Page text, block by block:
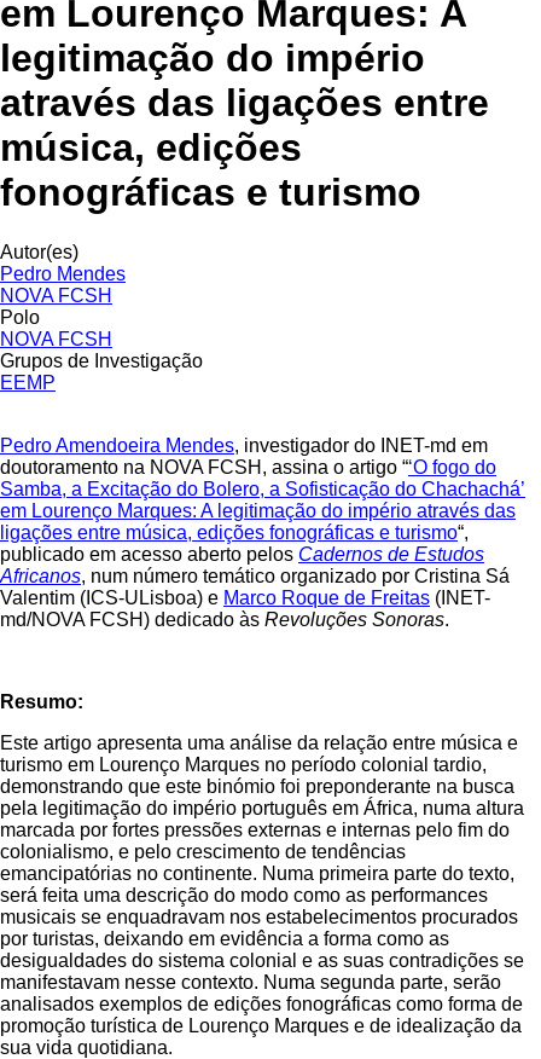
em Lourenço Marques: A
legitimação do império
através das ligações entre
música, edições
fonográficas e turismo
Autor(es)
Pedro Mendes
NOVA FCSH
Polo
NOVA FCSH
Grupos de Investigação
EEMP
Pedro Amendoeira Mendes, investigador do INET-md em
doutoramento na NOVA FCSH, assina o artigo “‘O fogo do
Samba, a Excitação do Bolero, a Sofisticação do Chachachá’
em Lourenço Marques: A legitimação do império através das
ligações entre música, edições fonográficas e turismo“,
publicado em acesso aberto pelos Cadernos de Estudos
Africanos, num número temático organizado por Cristina Sá
Valentim (ICS-ULisboa) e Marco Roque de Freitas (INET-
md/NOVA FCSH) dedicado às Revoluções Sonoras.
Resumo:
Este artigo apresenta uma análise da relação entre música e
turismo em Lourenço Marques no período colonial tardio,
demonstrando que este binómio foi preponderante na busca
pela legitimação do império português em África, numa altura
marcada por fortes pressões externas e internas pelo fim do
colonialismo, e pelo crescimento de tendências
emancipatórias no continente. Numa primeira parte do texto,
será feita uma descrição do modo como as performances
musicais se enquadravam nos estabelecimentos procurados
por turistas, deixando em evidência a forma como as
desigualdades do sistema colonial e as suas contradições se
manifestavam nesse contexto. Numa segunda parte, serão
analisados exemplos de edições fonográficas como forma de
promoção turística de Lourenço Marques e de idealização da
sua vida quotidiana.